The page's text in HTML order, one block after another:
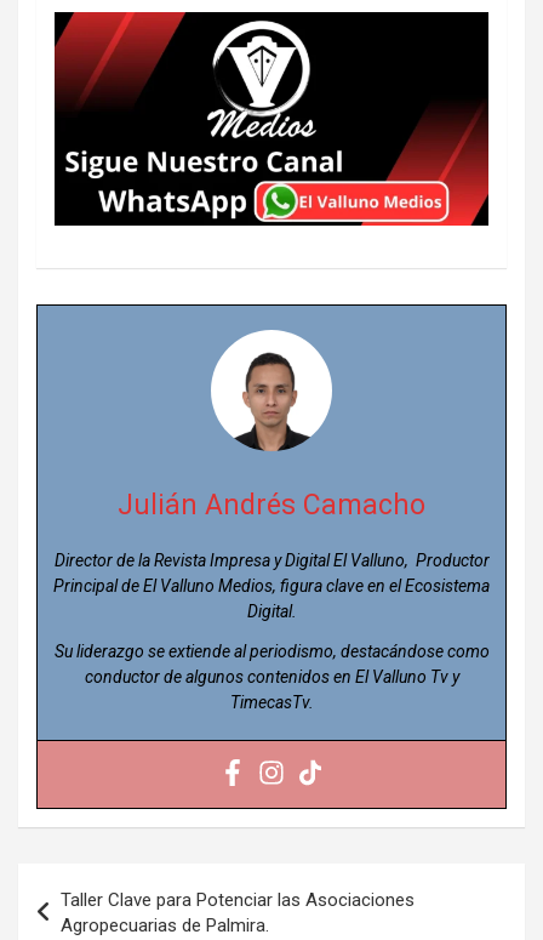
Julián Andrés Camacho
Director de la Revista Impresa y Digital El Valluno, Productor
Principal de El Valluno Medios, figura clave en el Ecosistema
Digital.
Su liderazgo se extiende al periodismo, destacándose como
conductor de algunos contenidos en El Valluno Tv y
TimecasTv.
de
Taller Clave para Potenciar las Asociaciones
Agropecuarias de Palmira.